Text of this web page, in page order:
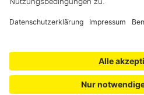
Copyright © 2026 ZGONC.